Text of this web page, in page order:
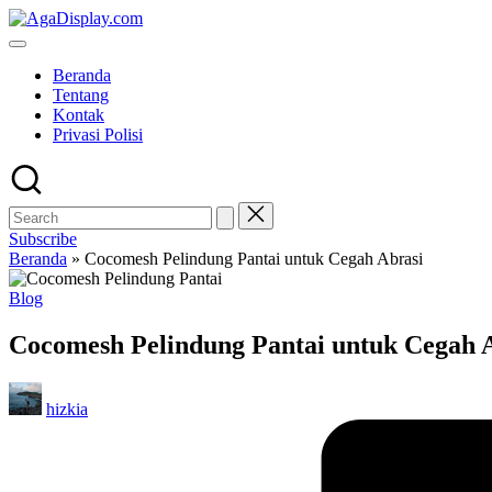
Skip
to
Beranda
Tentang
Kontak
Privasi Polisi
Subscribe
Beranda » Cocomesh Pelindung Pantai untuk Cegah Abrasi
Posted
Blog
Cocomesh Pelindung Pantai untuk Cegah
Posted
by
hizkia